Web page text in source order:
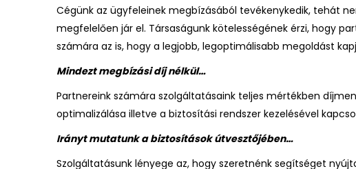
Cégünk az ügyfeleinek megbízásából tevékenykedik, tehát
megfelelően jár el. Társaságunk kötelességének érzi, hogy
számára az is, hogy a legjobb, legoptimálisabb megoldást
Mindezt megbízási díj nélkül…
Partnereink számára szolgáltatásaink teljes mértékben
optimalizálása illetve a biztosítási rendszer kezelésével
Irányt mutatunk a biztosítások útvesztőjében…
Szolgáltatásunk lényege az, hogy szeretnénk segítséget